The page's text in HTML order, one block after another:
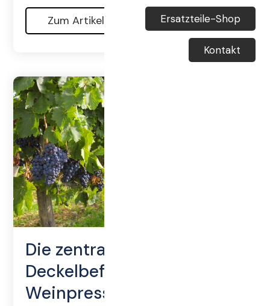
Ersatzteile-Shop
Kontakt
Zum Artikel
Die zentrale
Deckelbefüllung für Ihre
Weinpresse